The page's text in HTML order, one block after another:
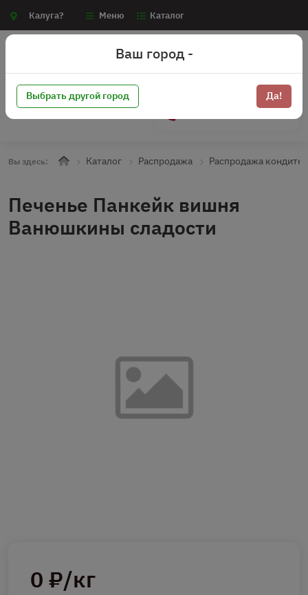
Калуга? Меню Каталог
Вы здесь: Каталог Распродажа Распродажа
Печенье Панкейк вишня
Ванюшкины сладости
0 ₽/кг
Ваш город -
Выбрать другой город Да!